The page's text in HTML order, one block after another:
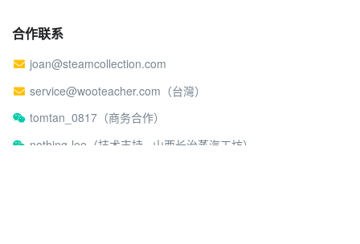
合作联系
joan@steamcollection.com
service@wooteacher.com（台灣）
tomtan_0817（商务合作）
nothing-lee（技术支持 · 山西长治蒸汽工坊）